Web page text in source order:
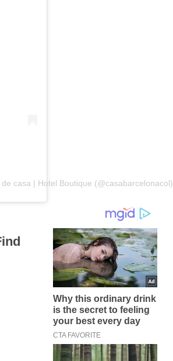
casa | Hotel Boutique (@casabarcelonacol)